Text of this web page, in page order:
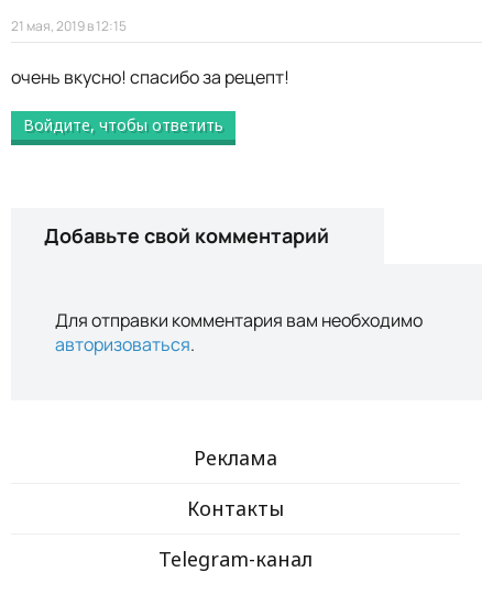
21 мая, 2019 в 12:15
очень вкусно! спасибо за рецепт!
Войдите, чтобы ответить
Добавьте свой комментарий
Для отправки комментария вам необходимо
авторизоваться.
Реклама
Контакты
Telegram-канал